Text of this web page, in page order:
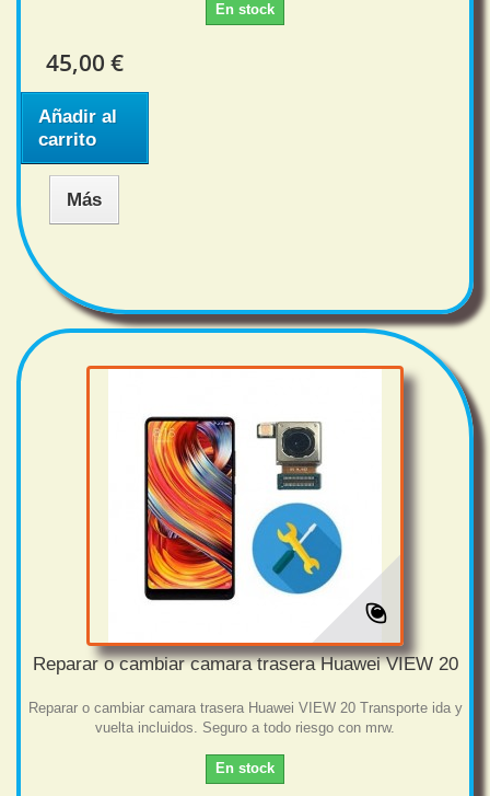
En stock
45,00 €
Añadir al
carrito
Más
Reparar o cambiar camara trasera Huawei VIEW 20
Reparar o cambiar camara trasera Huawei VIEW 20 Transporte ida y
vuelta incluidos. Seguro a todo riesgo con mrw.
En stock